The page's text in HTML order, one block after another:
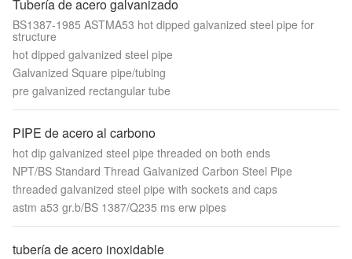
Tubería de acero galvanizado
BS1387-1985 ASTMA53 hot dipped galvanized steel pipe for
structure
hot dipped galvanized steel pipe
Galvanized Square pipe/tubing
pre galvanized rectangular tube
PIPE de acero al carbono
hot dip galvanized steel pipe threaded on both ends
NPT/BS Standard Thread Galvanized Carbon Steel Pipe
threaded galvanized steel pipe with sockets and caps
astm a53 gr.b/BS 1387/Q235 ms erw pipes
tubería de acero inoxidable